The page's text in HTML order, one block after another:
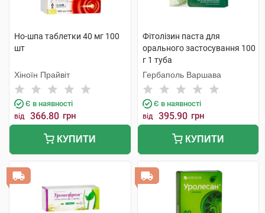
Но-шпа таблетки 40 мг 100
шт
Хіноїн Прайвіт
Є в наявності
від 366.80 грн
КУПИТИ
Фітолізин паста для
орального застосування 100
г 1 туба
Гербаполь Варшава
Є в наявності
від 395.90 грн
КУПИТИ